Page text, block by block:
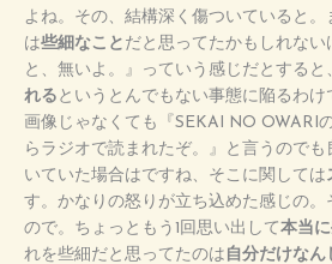
よね。その、結構深く傷ついていると。
は些細なこと だと思ってたかもしれない
と、無いよ。』っていう感じだとすると
れる というとんでもない事態に陥るわ
画像じゃなくても『SEKAI NO OWARI
らラジオで読まれたぞ。』と言うので
いていた場合はですね、そこに関しては
す。かなりの怒りが立ち込めた感じの。
ので。ちょっともう1回思い出して本当
れを些細だと思ってたのは 自分だけなん